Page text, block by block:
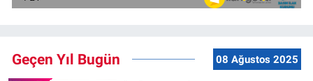
Geçen Yıl Bugün 08 Ağustos 2025